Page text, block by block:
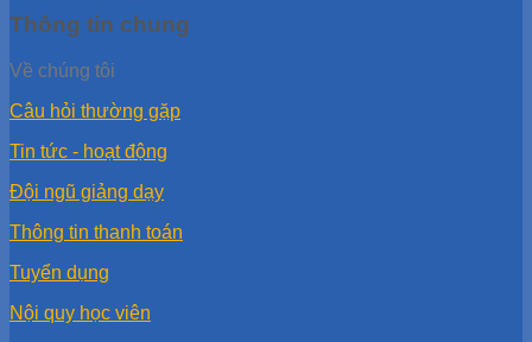
Thông tin chung
Về chúng tôi
Câu hỏi thường gặp
Tin tức - hoạt động
Đội ngũ giảng dạy
Thông tin thanh toán
Tuyển dụng
Nội quy học viên